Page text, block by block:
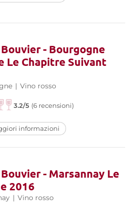
- Bourgogne
Le Chapitre Suivant
| Vino rosso
3.2/5 (6 recensioni)
informazioni
- Marsannay Le
2016
| Vino rosso